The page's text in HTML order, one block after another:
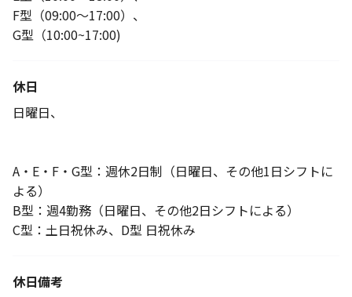
F型（09:00～17:00）、
G型（10:00~17:00)
休日
日曜日、
A・E・F・G型：週休2日制（日曜日、その他1日シフトに
よる）
B型：週4勤務（日曜日、その他2日シフトによる）
C型：土日祝休み、D型 日祝休み
休日備考